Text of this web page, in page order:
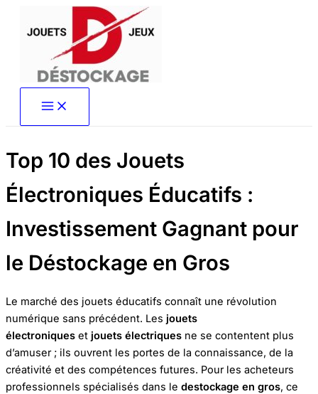
Top 10 des Jouets
Électroniques Éducatifs :
Investissement Gagnant pour
le Déstockage en Gros
Le marché des jouets éducatifs connaît une révolution
numérique sans précédent. Les jouets
électroniques et jouets électriques ne se contentent plus
d’amuser ; ils ouvrent les portes de la connaissance, de la
créativité et des compétences futures. Pour les acheteurs
professionnels spécialisés dans le destockage en gros, ce